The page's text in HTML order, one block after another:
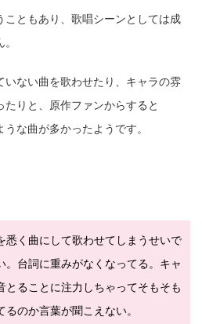
こともあり、歌唱シーンとしては成
いない曲を歌わせたり、キャラの雰
りと、原作ファンからすると
うな曲が多かったようです。
悉く 曲にして歌わせてしまうせいで
。台詞に重みがなくなってる。キャ
とることに注力しちゃってそもそも
るのか言葉が聞こえない。